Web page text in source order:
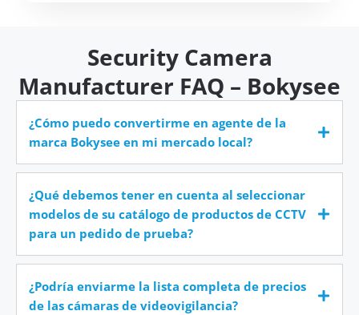
Security Camera
Manufacturer FAQ – Bokysee
¿Cómo puedo convertirme en agente de la
marca Bokysee en mi mercado local?
¿Qué debemos tener en cuenta al seleccionar
modelos de su catálogo de productos de CCTV
para un pedido de prueba?
¿Podría enviarme la lista completa de precios
de las cámaras de videovigilancia?